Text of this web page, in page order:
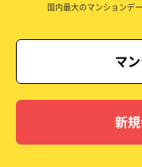
国内最大のマンションデ
マ
新